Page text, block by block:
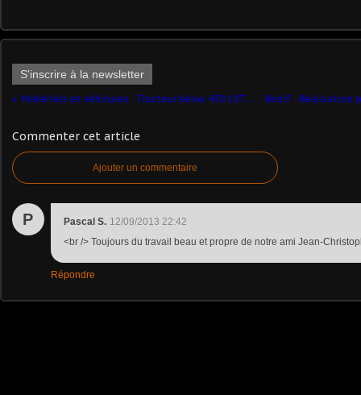
S'inscrire à la newsletter
Matériels et véhicules : Tracteur Kerax 430.19T et semi-remorque carburant Magyar
Commenter cet article
Ajouter un commentaire
P Pascal S. 12/09/2013 22:42
<br /> Toujours du travail beau et propre de notre ami Jean-
Répondre